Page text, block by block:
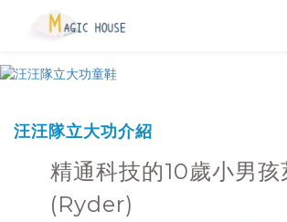
汪汪隊立大功介紹
精通科技的10歲小男孩
(Ryder)